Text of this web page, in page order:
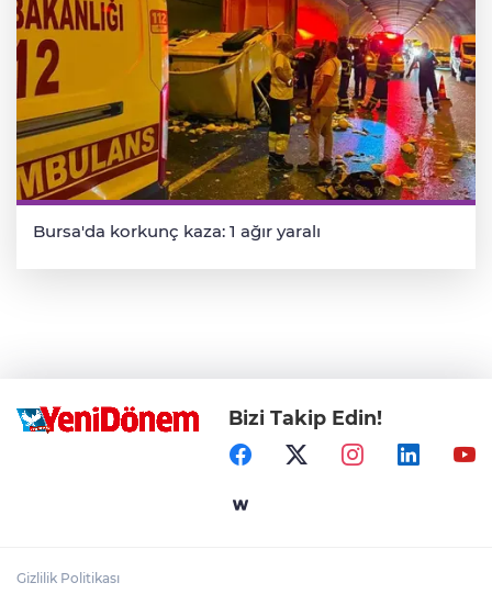
Bursa'da korkunç kaza: 1 ağır yaralı
Bizi Takip Edin!
Gizlilik Politikası